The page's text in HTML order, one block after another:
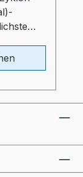
im